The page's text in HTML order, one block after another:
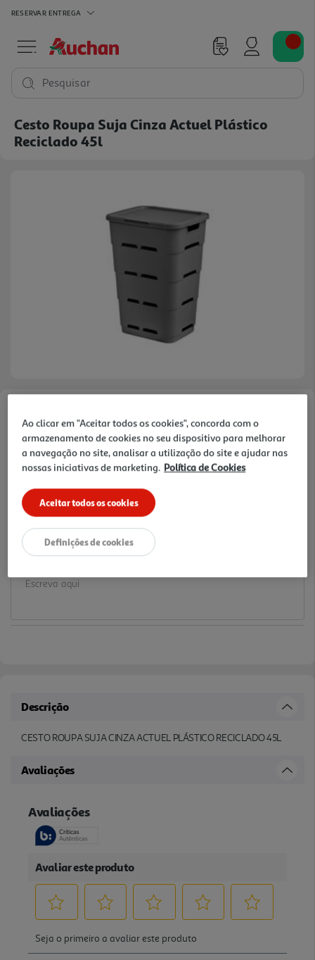
RESERVAR ENTREGA
Pesquisar
Cesto Roupa Suja Cinza Actuel Plástico
Reciclado 45l
14.99 €/un
14,99 €
Notas de preparação
Descrição
CESTO ROUPA SUJA CINZA ACTUEL PLÁSTICO RECICLADO 45L
Avaliações
Ao clicar em "Aceitar todos os cookies", concorda com o
armazenamento de cookies no seu dispositivo para melhorar
a navegação no site, analisar a utilização do site e ajudar nas
nossas iniciativas de marketing. Política de Cookies
Aceitar todos os cookies
Definições de cookies